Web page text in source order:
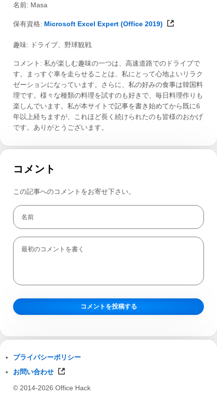
名前: Masa
保有資格: Microsoft Excel Expert (Office 2019)
趣味: ドライブ、野球観戦
コメント: 私が楽しむ趣味の一つは、高速道路でのドライブで
す。まっすぐ車を走らせることは、私にとって心地よいリラク
ゼーションになっています。さらに、私の好みの食事は韓国料
理です。様々な種類の料理を試すのも好きで、毎日料理作りも
楽しんでいます。私が本サイトで記事を書き始めてから既に6
年以上経ちますが、これほど長く続けられたのも皆様のおかげ
です。ありがとうございます。
コメント
この記事へのコメントをお寄せ下さい。
プライバシーポリシー
お問い合わせ
© 2014-2026 Office Hack